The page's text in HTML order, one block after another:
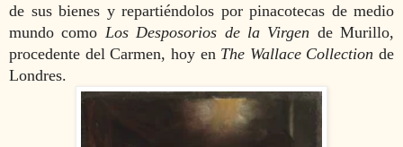
de sus bienes y repartiéndolos por pinacotecas de medio
mundo como Los Desposorios de la Virgen de Murillo,
procedente del Carmen, hoy en The Wallace Collection de
Londres.